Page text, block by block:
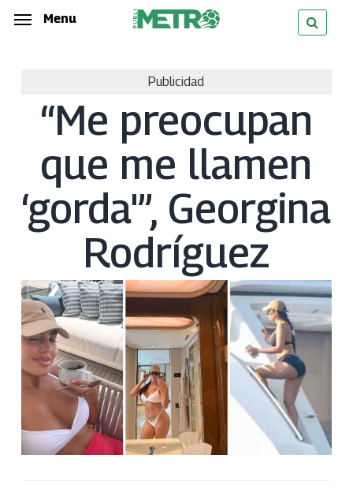
Skip
Menu
Publicidad
“Me preocupan
que me llamen
‘gorda'”, Georgina
Rodríguez
Menu